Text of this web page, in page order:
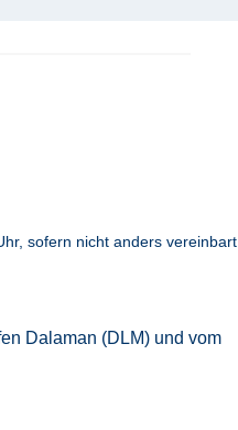
sofern nicht anders vereinbart
Dalaman (DLM) und vom